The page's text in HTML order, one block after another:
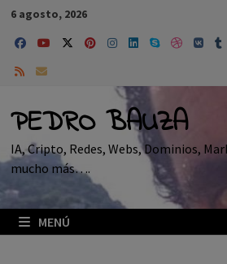
Saltar
contenido
6 agosto, 2026
PEDRO BAUZA
IA, Cripto, Redes, Webs, Dominios,
mucho más….
MENÚ